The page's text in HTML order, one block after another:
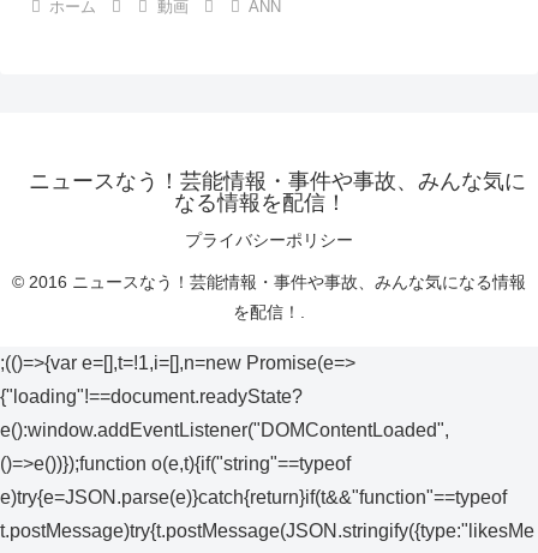
ホーム 動画 ANN
ニュースなう！芸能情報・事件や事故、みんな気に
なる情報を配信！
プライバシーポリシー
© 2016 ニュースなう！芸能情報・事件や事故、みんな気になる情報
を配信！.
;(()=>{var e=[],t=!1,i=[],n=new Promise(e=>
{"loading"!==document.readyState?
e():window.addEventListener("DOMContentLoaded",
()=>e())});function o(e,t){if("string"==typeof
e)try{e=JSON.parse(e)}catch{return}if(t&&"function"==typeof
t.postMessage)try{t.postMessage(JSON.stringify({type:"likesMe